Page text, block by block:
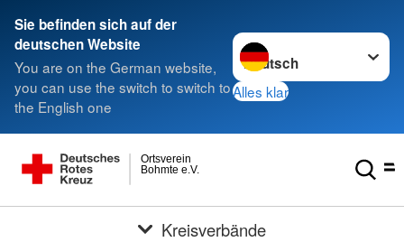
Sie befinden sich auf der
deutschen Website
You are on the German website,
you can use the switch to switch to
the English one
Sprache wechseln zu
Alles klar
Bohmte e.V.
Ortsverein
Kreisverbände